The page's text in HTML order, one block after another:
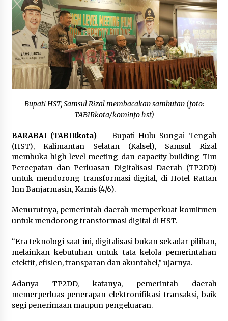
Inkracht van Gewisjde
Agustus 4, 2026
Pelajar di HST Musnahkan Barang Bukti
Kejaksaan, Ada Apa?
Agustus 4, 2026
Bupati HST, Samsul Rizal membacakan sambutan (foto:
TABIRkota/kominfo hst)
BARABAI (TABIRkota)— Bupati Hulu Sungai Tengah
(HST), Kalimantan Selatan (Kalsel), Samsul Rizal
membuka high level meeting dan capacity building Tim
Percepatan dan Perluasan Digitalisasi Daerah (TP2DD)
untuk mendorong transformasi digital, di Hotel Rattan
Inn Banjarmasin, Kamis (4/6).
Menurutnya, pemerintah daerah memperkuat komitmen
untuk mendorong transformasi digital di HST.
“Era teknologi saat ini, digitalisasi bukan sekadar pilihan,
melainkan kebutuhan untuk tata kelola pemerintahan
efektif, efisien, transparan dan akuntabel,” ujarnya.
Adanya TP2DD, katanya, pemerintah daerah
memerperluas penerapan elektronifikasi transaksi, baik
segi penerimaan maupun pengeluaran.